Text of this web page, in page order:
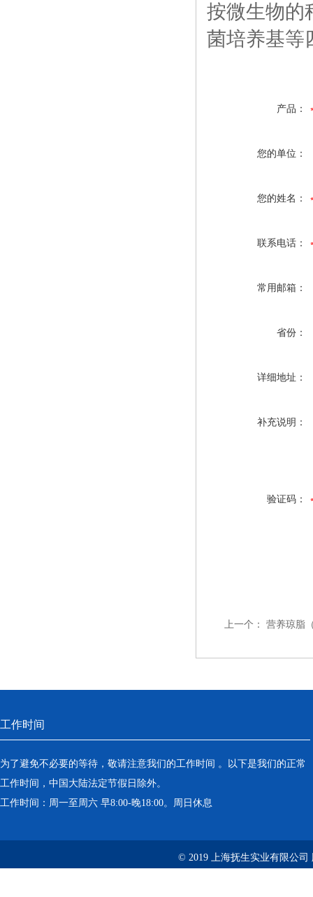
按微生物的
菌培养基等
产品：
您的单位：
您的姓名：
联系电话：
常用邮箱：
省份：
详细地址：
补充说明：
验证码：
上一个： 营养琼脂
工作时间
为了避免不必要的等待，敬请注意我们的工作时间 。以下是我们的正常
工作时间，中国大陆法定节假日除外。
工作时间：周一至周六 早8:00-晚18:00。周日休息
© 2019 上海抚生实业有限公司